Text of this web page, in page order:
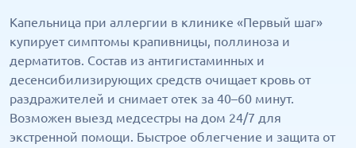
Капельница при аллергии в клинике «Первый шаг»
купирует симптомы крапивницы, поллиноза и
дерматитов. Состав из антигистаминных и
десенсибилизирующих средств очищает кровь от
раздражителей и снимает отек за 40–60 минут.
Возможен выезд медсестры на дом 24/7 для
экстренной помощи. Быстрое облегчение и защита от